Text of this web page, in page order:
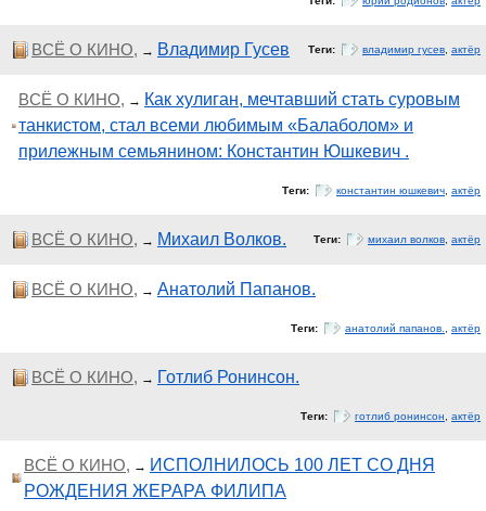
ВСЁ О КИНО, → Владимир Гусев Теги: владимир гусев актёр
ВСЁ О КИНО, → Как хулиган, мечтавший стать суровым
танкистом, стал всеми любимым «Балаболом» и
прилежным семьянином: Константин Юшкевич .
Теги: константин юшкевич актёр
ВСЁ О КИНО, → Михаил Волков. Теги: михаил волков актёр
ВСЁ О КИНО, → Анатолий Папанов.
Теги: анатолий папанов. актёр
ВСЁ О КИНО, → Готлиб Ронинсон.
Теги: готлиб ронинсон актёр
ВСЁ О КИНО, → ИСПОЛНИЛОСЬ 100 ЛЕТ СО ДНЯ
РОЖДЕНИЯ ЖЕРАРА ФИЛИПА